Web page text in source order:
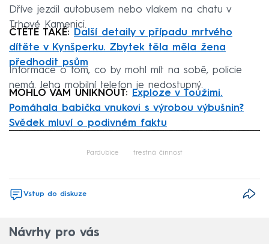
Dříve jezdil autobusem nebo vlakem na chatu v
Trhové Kamenici.
ČTĚTE TAKÉ:
Další detaily v případu mrtvého
dítěte v Kynšperku. Zbytek těla měla žena
předhodit psům
Informace o tom, co by mohl mít na sobě, policie
nemá. Jeho mobilní telefon je nedostupný.
MOHLO VÁM UNIKNOUT:
Exploze v Toužimi.
Pomáhala babička vnukovi s výrobou výbušnin?
Svědek mluví o podivném faktu
Pardubice trestná činnost
Vstup do diskuze
Návrhy pro vás